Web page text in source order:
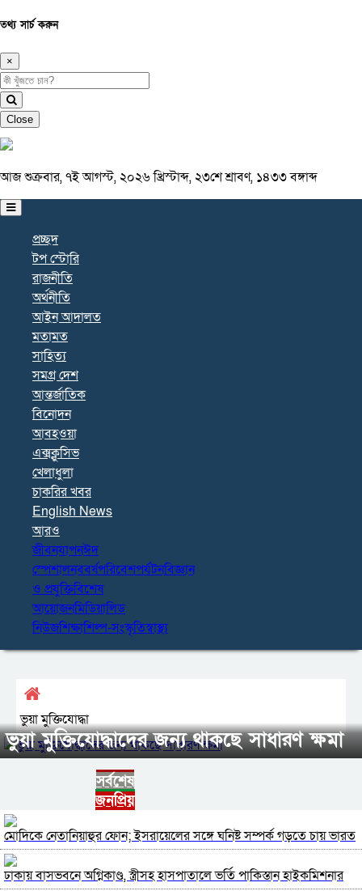
তথ্য সার্চ করুন
×
Close
আজ শুক্রবার, ৭ই আগস্ট, ২০২৬ খ্রিস্টাব্দ, ২৩শে শ্রাবণ, ১৪৩৩ বঙ্গাব্দ
প্রচ্ছদ
টপ স্টোরি
রাজনীতি
অর্থনীতি
আইন আদালত
মতামত
সাহিত্য
সমগ্র দেশ
আন্তর্জাতিক
বিনোদন
আবহওয়া
এক্সক্লুসিভ
খেলাধুলা
চাকরির খবর
English News
আরও
জীবনযাপনঈদ
স্পেশালনববর্ষপরিবেশপর্যটনবিজ্ঞান
ও প্রযুক্তিবিশেষ
আয়োজনমিডিয়ালিড
নিউজশিক্ষাশিল্প-সংস্কৃতিস্বাস্থ্য
ভুয়া মুক্তিযোদ্ধা
ভুয়া মুক্তিযোদ্ধাদের জন্য থাকছে সাধারণ ক্ষমা
সর্বশেষ
জনপ্রিয়
মোদিকে নেতানিয়াহুর ফোন; ইসরায়েলের সঙ্গে ঘনিষ্ট সম্পর্ক গড়তে চায় ভারত
ঢাকায় বাসভবনে অগ্নিকাণ্ড, স্ত্রীসহ হাসপাতালে ভর্তি পাকিস্তান হাইকমিশনার